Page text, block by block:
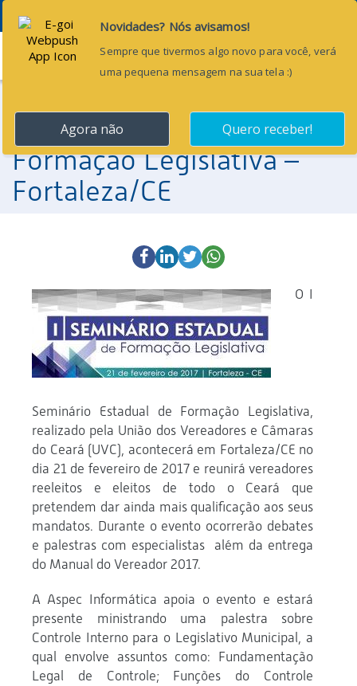
Menu
I Seminário Estadual de
Formação Legislativa –
Fortaleza/CE
O I
Seminário Estadual de Formação Legislativa,
realizado pela União dos Vereadores e Câmaras
do Ceará (UVC), acontecerá em Fortaleza/CE no
dia 21 de fevereiro de 2017 e reunirá vereadores
reeleitos e eleitos de todo o Ceará que
pretendem dar ainda mais qualificação aos seus
mandatos. Durante o evento ocorrerão debates
e palestras com especialistas além da entrega
do Manual do Vereador 2017.
A Aspec Informática apoia o evento e estará
presente ministrando uma palestra sobre
Controle Interno para o Legislativo Municipal, a
qual envolve assuntos como: Fundamentação
Legal de Controle; Funções do Controle